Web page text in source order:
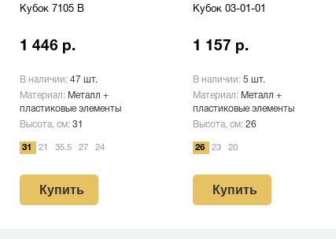
Кубок 7105 B
1 446 р.
В наличии: 47 шт.
Материал: Металл +
пластиковые элементы
Высота, см: 31
31 21 35.5 27 24
Купить
Кубок 03-01-01
1 157 р.
В наличии: 5 шт.
Материал: Металл +
пластиковые элементы
Высота, см: 26
26 23 20
Купить